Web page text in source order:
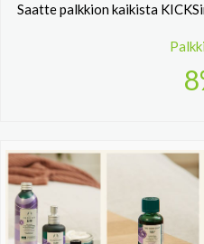
Saatte palkkion kaikista